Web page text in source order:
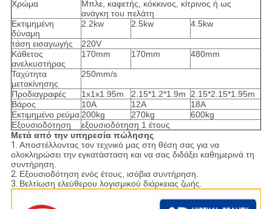
Χρώμα
Μπλε, καφετής, κόκκινος, κίτρινος ή ως
ανάγκη του πελάτη
Εκτιμημένη
δύναμη
2.2kw 2.5kw 4.5kw
τάση εισαγωγής
220V
Κάθετος
ανελκυστήρας
170mm 170mm 480mm
Ταχύτητα
μετακίνησης
250mm/s
Προδιαγραφές 1x1x1.95m 2.15*1.2*1.9m 2.15*2.15*1.95m
Βάρος
10A 12A
18A
Εκτιμημένο ρεύμα200kg 270kg
600kg
Εξουσιοδότηση
εξουσιοδότηση 1 έτους
Μετά από την υπηρεσία πώλησης
1. Αποστέλλοντας τον τεχνικό μας στη θέση σας για να
ολοκληρώσει την εγκατάσταση και να σας διδάξει καθημερινά τη
συντήρηση.
2. Εξουσιοδότηση ενός έτους, ισόβια συντήρηση.
3. Βελτίωση ελεύθερου λογισμικού διάρκειας ζωής.